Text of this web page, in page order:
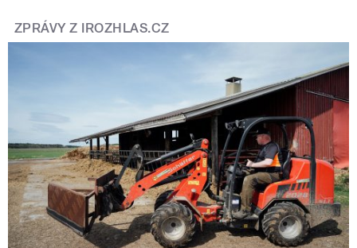
ZPRÁVY Z IROZHLAS.CZ